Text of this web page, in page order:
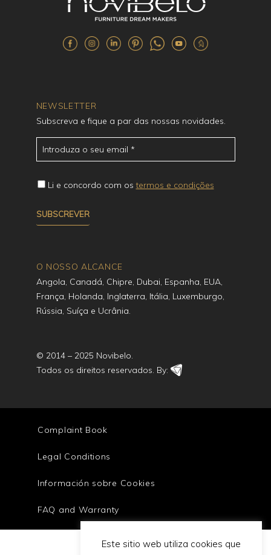
NEWSLETTER
Subscreva e fique a par das nossas novidades.
Li e concordo com ostermos e condições
O NOSSO ALCANCE
Angola, Canadá, Chipre, Dubai, Espanha, EUA,
França, Holanda, Inglaterra, Itália, Luxemburgo,
Rússia, Suíça e Ucrânia.
© 2014 – 2025 Novibelo.
Todos os direitos reservados. By:
Complaint Book
Legal Conditions
Información sobre Cookies
FAQ and Warranty
Este sitio web utiliza cookies que